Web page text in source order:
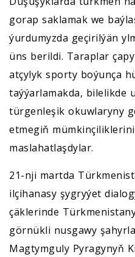
gorap saklamak we
ýurdumyzda geçirilýän
üns berildi. Taraplar
atçylyk sporty boýunça
taýýarlamakda, bilelikde
türgenleşik okuwlaryny
etmegiň
maslahatlaşdylar.
21-nji martda
ilçihanasy şygryýet
çäklerinde
görnükli nusgawy
Magtymguly Pyragynyň